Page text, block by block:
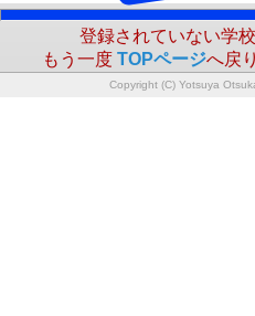
登録されていない学
もう一度 TOPページへ戻
Copyright (C) Yotsuya